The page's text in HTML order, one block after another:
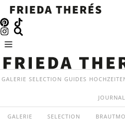
GALERIE SELECTION GUIDES
JOURNAL
GALERIE SELECTION